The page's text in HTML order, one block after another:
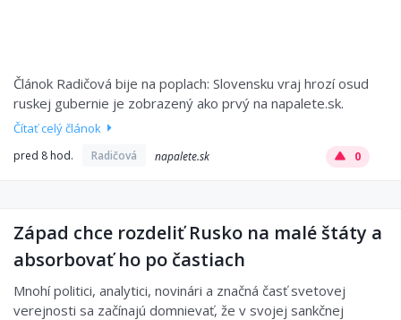
Článok Radičová bije na poplach: Slovensku vraj hrozí osud
ruskej gubernie je zobrazený ako prvý na napalete.sk.
Čítať celý článok
pred 8 hod. Radičová napalete.sk 0
Západ chce rozdeliť Rusko na malé štáty a
absorbovať ho po častiach
Mnohí politici, analytici, novinári a značná časť svetovej
verejnosti sa začínajú domnievať, že v svojej sankčnej